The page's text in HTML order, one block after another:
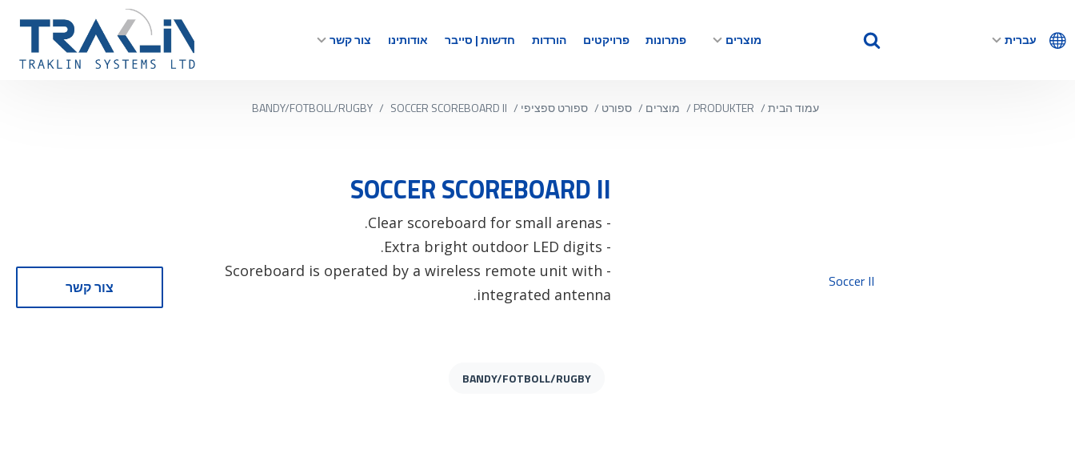
מוצרים פתרונות פרויקטים הורדות חדשות | סייבר אודותינו צור קשר עברית
עמוד הבית/
PRODUKTER
/ מוצרים / ספורט / ספורט ספציפי /
BANDY/FOTBOLL/RUGBY / SOCCER SCOREBOARD II
Soccer II
SOCCER SCOREBOARD II
- Clear scoreboard for small arenas.
- Extra bright outdoor LED digits.
- Scoreboard is operated by a wireless remote unit with
integrated antenna.
BANDY/FOTBOLL/RUGBY
צור קשר